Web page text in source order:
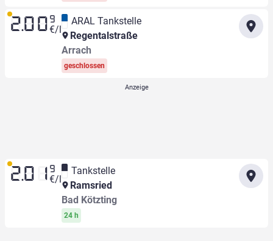
2.00 9
€/l
ARAL Tankstelle
Regentalstraße
Arrach
geschlossen
2.01 9
€/l
Tankstelle
Ramsried
Bad Kötzting
24 h